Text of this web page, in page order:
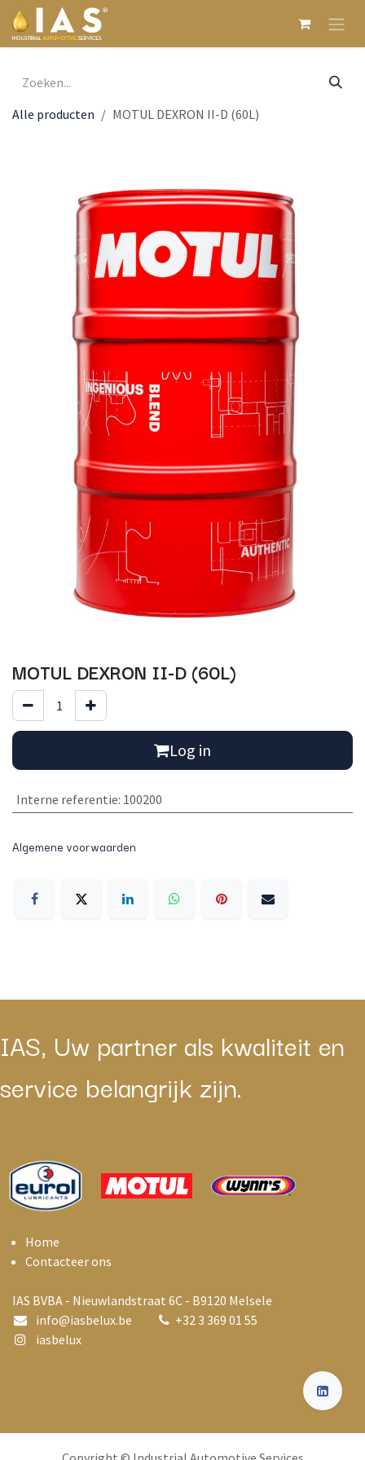
Overslaan naar inhoud
Alle producten MOTUL DEXRON II-D (60L)
MOTUL DEXRON II-D (60L)
Log in
Interne referentie: 100200
Algemene voorwaarden
IAS, Uw partner als kwaliteit en
service belangrijk zijn.
Home
Contacteer ons
IAS BVBA - Nieuwlandstraat 6C - B9120 Melsele
info@iasbelux.be +32 3 369 01 55
iasbelux